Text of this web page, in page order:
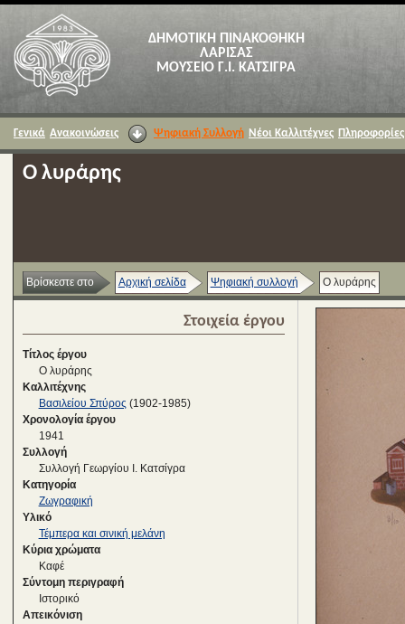
ΔΗΜΟΤΙΚΗ ΠΙΝΑΚΟΘΗΚΗ
ΛΑΡΙΣΑΣ
ΜΟΥΣΕΙΟ Γ.Ι. ΚΑΤΣΙΓΡΑ
Γενικά Ανακοινώσεις Ψηφιακή Συλλογή Νέοι Καλλιτέχνες Πληροφορίες
Ο λυράρης
Βρίσκεστε στο Αρχική σελίδα Ψηφιακή συλλογή Ο λυράρης
Στοιχεία έργου
Τίτλος έργου
Ο λυράρης
Καλλιτέχνης
Βασιλείου Σπύρος (1902-1985)
Χρονολογία έργου
1941
Συλλογή
Συλλογή Γεωργίου Ι. Κατσίγρα
Κατηγορία
Ζωγραφική
Υλικό
Τέμπερα και σινική μελάνη
Κύρια χρώματα
Καφέ
Σύντομη περιγραφή
Iστορικό
Απεικόνιση